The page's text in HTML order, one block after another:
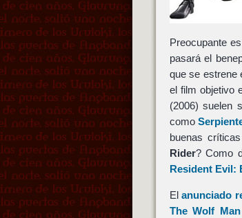
Preocupante
pasará el
que se estrene
el film objetivo
(2006) suelen
como
buenas
Rider? Como
Resident Evil:
Elanunciado
The Wolf Man